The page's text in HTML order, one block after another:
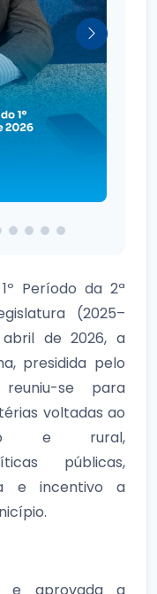
Período da 2ª
(2025–
de 2026, a
presidida pelo
se para
voltadas ao
e rural,
públicas,
e incentivo a
e aprovada a